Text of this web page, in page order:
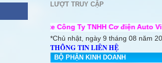
LƯỢT TRUY CẬP
Công Ty TNHH Cơ điện Auto Vina ++ Chúng
*Chủ nhật, ngày 9 tháng 08 năm
THÔNG TIN LIÊN HỆ
BỘ PHẬN KINH DOANH